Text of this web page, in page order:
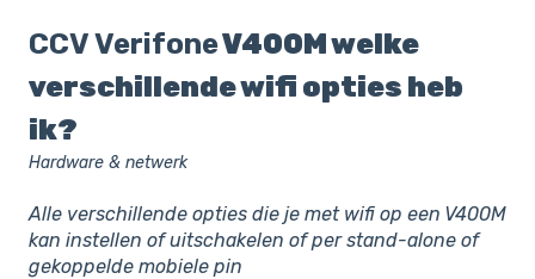
CCVVerifoneV400M welke
verschillende wifi opties heb
ik?
Hardware & netwerk
Alle verschillende opties die je met wifi op een V400M
kan instellen of uitschakelen of per stand-alone of
gekoppelde mobiele pin